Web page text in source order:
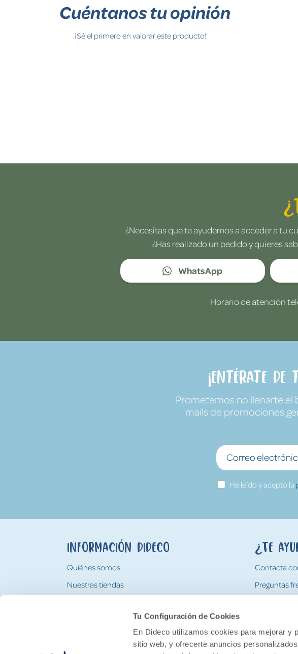
Tu Configuración de Cookies
En Dideco utilizamos cookies para mejorar y
sitio web, y ofrecerte anuncios
Cuéntanos tu opinión
¡Sé el primero en valorar este producto!
¿Necesitas que te ayudemos a acceder a tu
¿Has realizado un pedido y quieres
WhatsApp
Horario de atención
¡Entérate de
Prometemos no llenarte el
mails de promociones
He leído y acepto la
Información Dideco
Quiénes somos
Nuestras tiendas
Tarjeta Regalo Dideco
¿Te
Contacta
Preguntas